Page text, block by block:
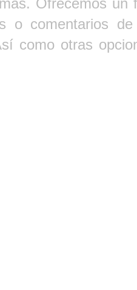
o comentarios
como otras